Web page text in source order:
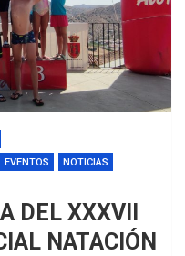
EVENTOS
NOTICIAS
DEL XXXVII
NATACIÓN